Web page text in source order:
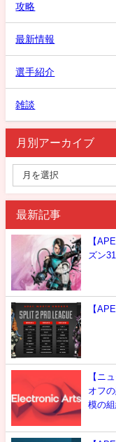
攻略
最新情報
選手紹介
雑談
月別アーカイブ
最新記事
【
ズン
【
【ニ
オフ
模の